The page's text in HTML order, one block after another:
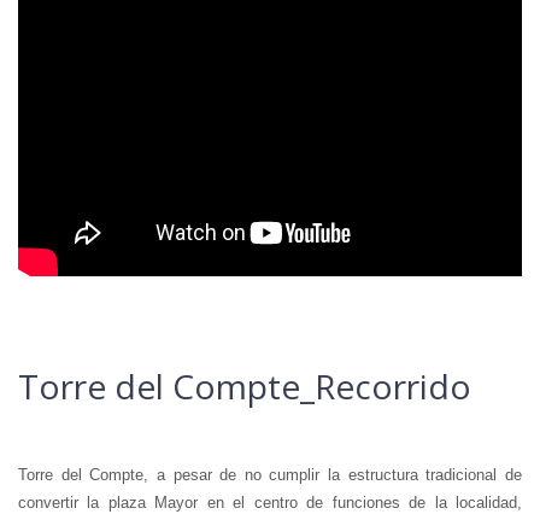
Torre del Compte_Recorrido
Torre del Compte, a pesar de no cumplir la estructura tradicional de
convertir la plaza Mayor en el centro de funciones de la localidad,